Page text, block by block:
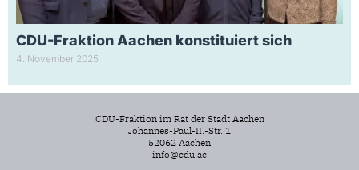
CDU-Fraktion Aachen konstituiert sich
4. November 2025
CDU-Fraktion im Rat der Stadt Aachen
Johannes-Paul-II.-Str. 1
52062 Aachen
info@cdu.ac